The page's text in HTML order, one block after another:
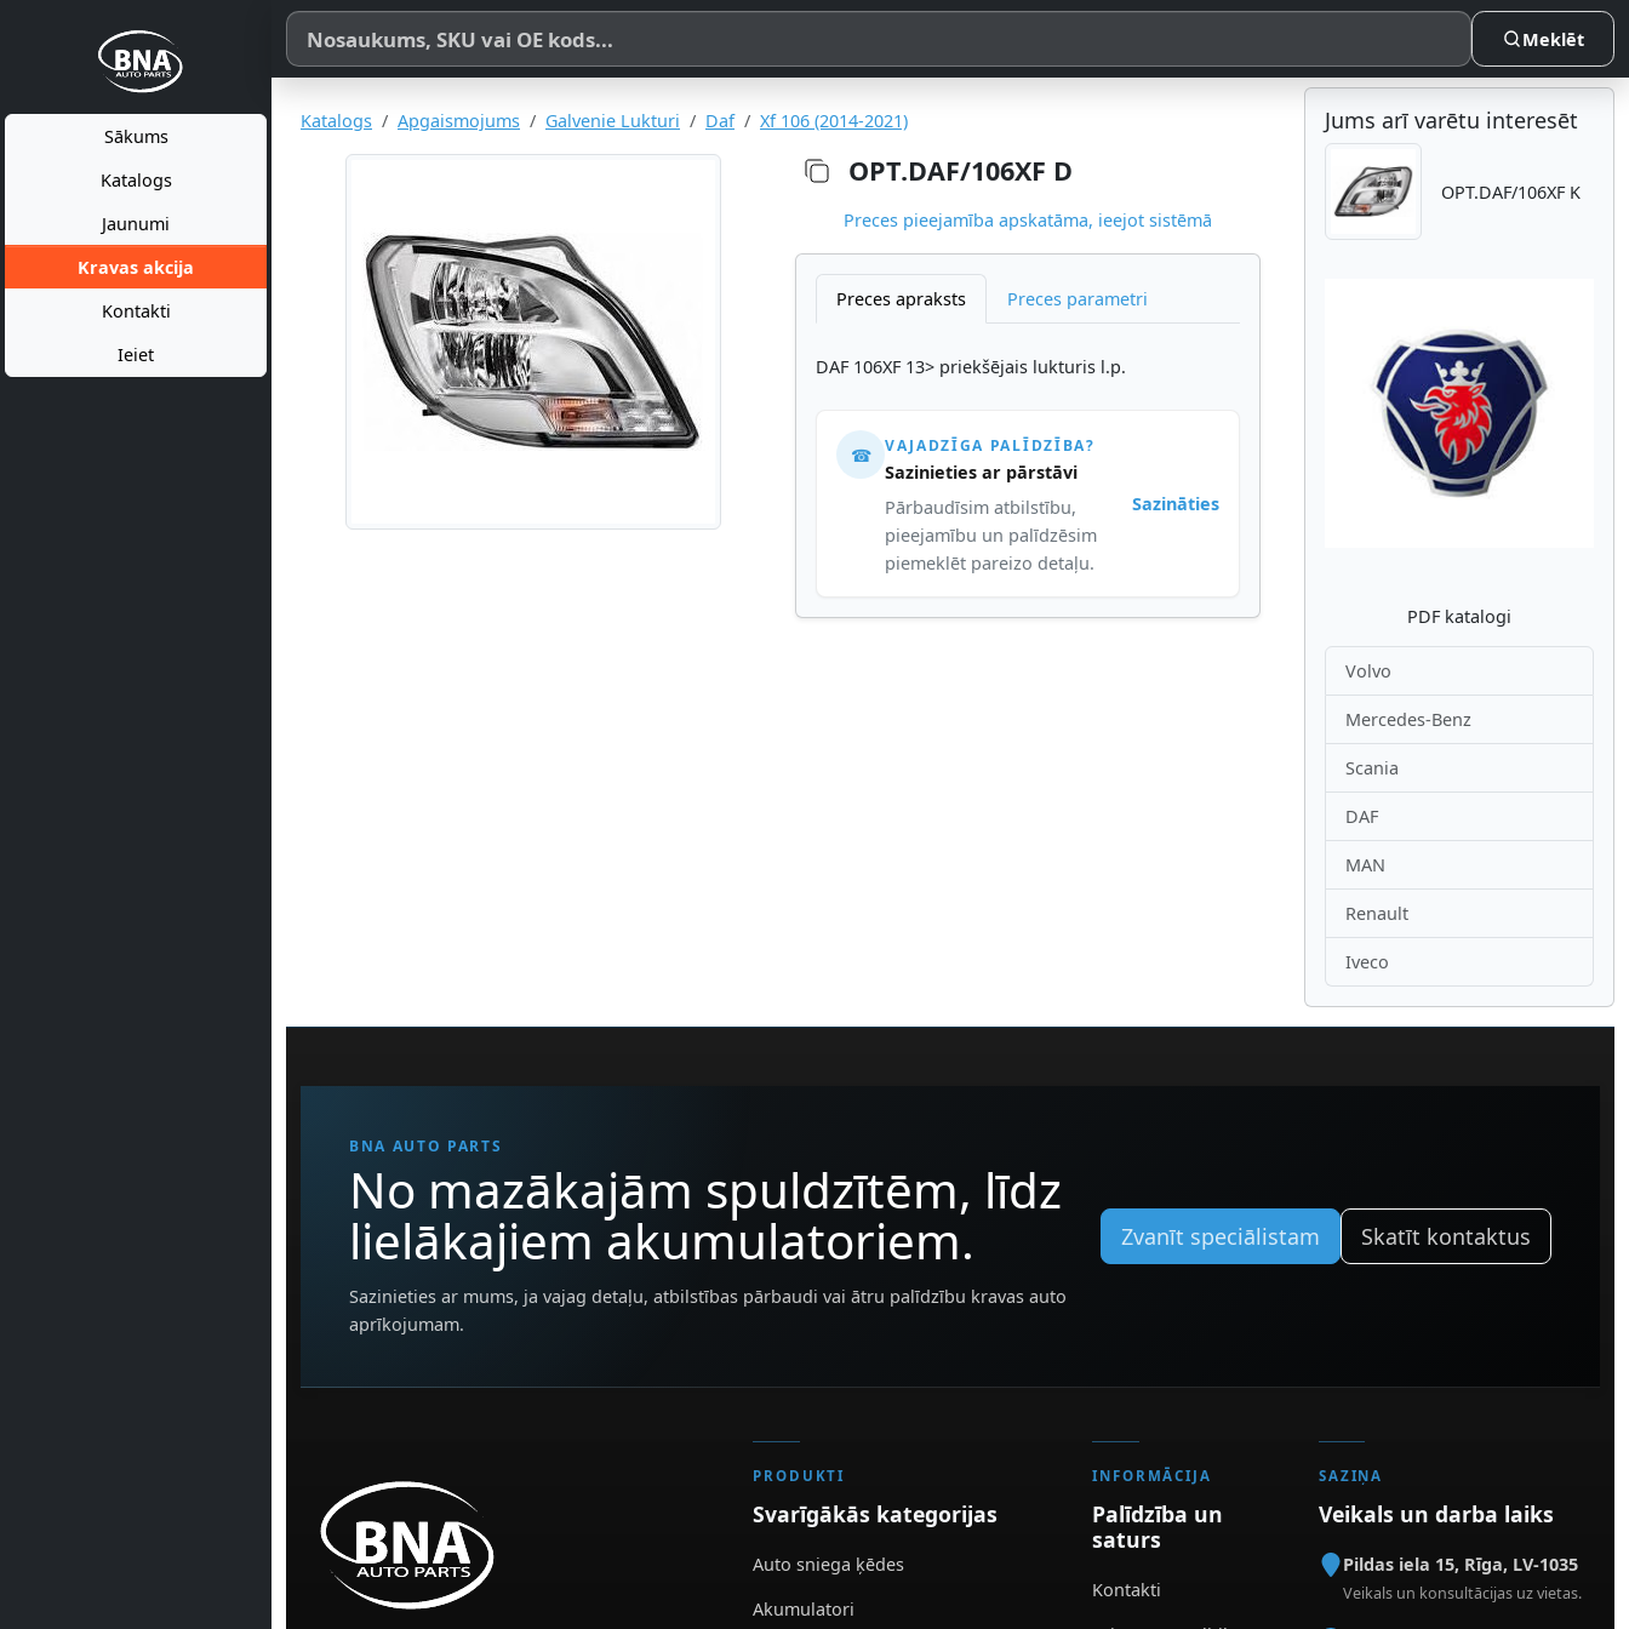
Sākums
Katalogs
Jaunumi
Kravas akcija
Kontakti
Ieiet
Meklēt pēc produkta nosaukuma, SKU vai OE koda
Meklēt
Katalogs Apgaismojums Galvenie Lukturi Daf Xf 106 (2014-2021)
OPT.DAF/106XF D
Preces pieejamība apskatāma, ieejot sistēmā
Preces apraksts Preces parametri
DAF 106XF 13> priekšējais lukturis l.p.
☎ VAJADZĪGA PALĪDZĪBA?
Sazinieties ar pārstāvi
Pārbaudīsim atbilstību,
pieejamību un palīdzēsim
piemeklēt pareizo detaļu.
Sazināties
Jums arī varētu interesēt
OPT.DAF/106XF K
Atpakaļ
PDF katalogi
Volvo
Mercedes-Benz
Scania
DAF
MAN
Renault
Iveco
BNA AUTO PARTS
No mazākajām spuldzītēm, līdz
lielākajiem akumulatoriem.
Sazinieties ar mums, ja vajag detaļu, atbilstības pārbaudi vai ātru palīdzību kravas auto
aprīkojumam.
Zvanīt speciālistam Skatīt kontaktus
PRODUKTI
Svarīgākās kategorijas
Auto sniega ķēdes
Akumulatori
INFORMĀCIJA
Palīdzība un
saturs
Kontakti
SAZIŅA
Veikals un darba laiks
Pildas iela 15, Rīga, LV-1035
Veikals un konsultācijas uz vietas.